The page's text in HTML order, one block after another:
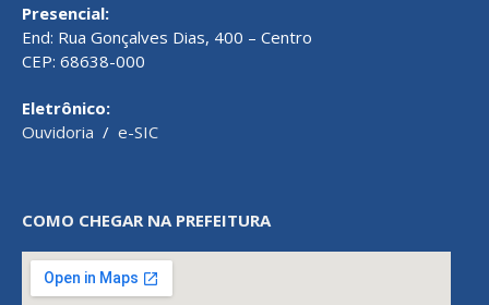
Presencial:
End: Rua Gonçalves Dias, 400 – Centro
CEP: 68638-000
Eletrônico:
Ouvidoria / e-SIC
COMO CHEGAR NA PREFEITURA